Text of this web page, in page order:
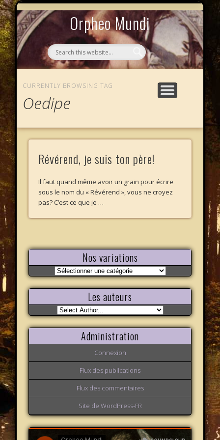
Orpheo Mundi
CURRENTLY BROWSING TAG
Oedipe
Révérend, je suis ton père!
Il faut quand même avoir un grain pour écrire
sous le nom du « Révérend », vous ne croyez
pas? C’est ce que je …
Nos variations
Nos
variations
Les auteurs
Administration
Connexion
Flux des publications
Flux des commentaires
Site de WordPress-FR